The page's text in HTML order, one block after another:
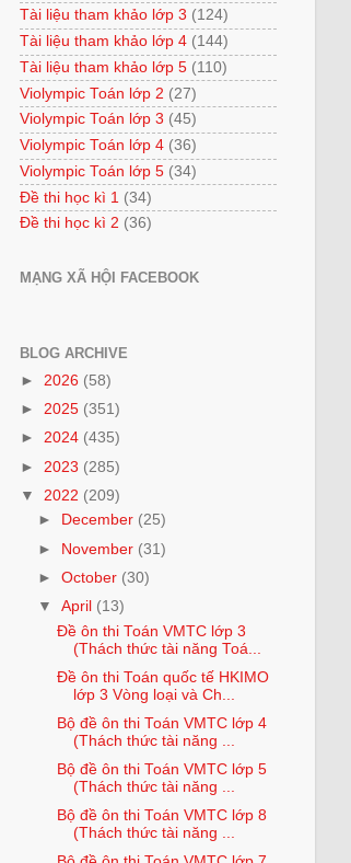
Tài liệu tham khảo lớp 3 (124)
Tài liệu tham khảo lớp 4 (144)
Tài liệu tham khảo lớp 5 (110)
Violympic Toán lớp 2 (27)
Violympic Toán lớp 3 (45)
Violympic Toán lớp 4 (36)
Violympic Toán lớp 5 (34)
Đề thi học kì 1 (34)
Đề thi học kì 2 (36)
MẠNG XÃ HỘI FACEBOOK
BLOG ARCHIVE
► 2026 (58)
► 2025 (351)
► 2024 (435)
► 2023 (285)
▼ 2022 (209)
►
December (25)
► November (31)
►October (30)
▼April (13)
Đề ôn thi Toán VMTC lớp 3
(Thách thức tài năng Toá...
Đề ôn thi Toán quốc tế HKIMO
lớp 3 Vòng loại và Ch...
Bộ đề ôn thi Toán VMTC lớp 4
(Thách thức tài năng ...
Bộ đề ôn thi Toán VMTC lớp 5
(Thách thức tài năng ...
Bộ đề ôn thi Toán VMTC lớp 8
(Thách thức tài năng ...